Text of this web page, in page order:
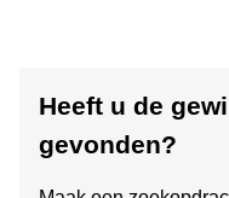
Heeft u de
gevonden?